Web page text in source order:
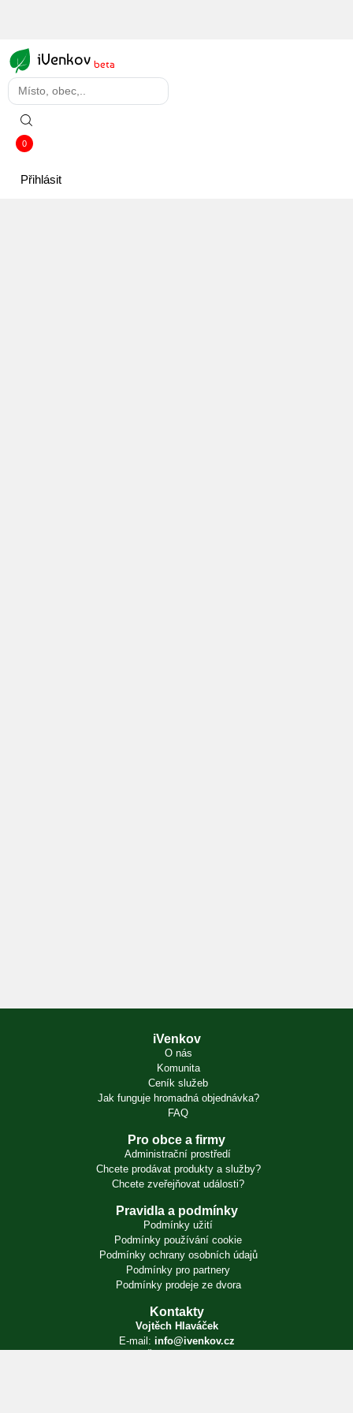
iVenkov beta
0
Přihlásit
iVenkov
O nás
Komunita
Ceník služeb
Jak funguje hromadná objednávka?
FAQ
Pro obce a firmy
Administrační prostředí
Chcete prodávat produkty a služby?
Chcete zveřejňovat události?
Pravidla a podmínky
Podmínky užití
Podmínky používání cookie
Podmínky ochrany osobních údajů
Podmínky pro partnery
Podmínky prodeje ze dvora
Kontakty
Vojtěch Hlaváček
E-mail: info@ivenkov.cz